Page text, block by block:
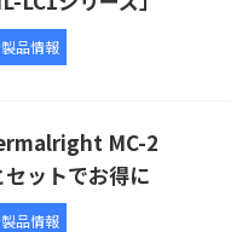
品情報
MC-2
ットでお得に
品情報